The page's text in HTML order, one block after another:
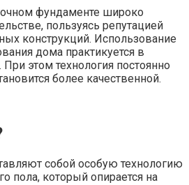
фундаменте широко
пользуясь репутацией
конструкций. Использование
дома практикуется в
этом технология постоянно
более качественной.
собой особую технологию
пола, который опирается на